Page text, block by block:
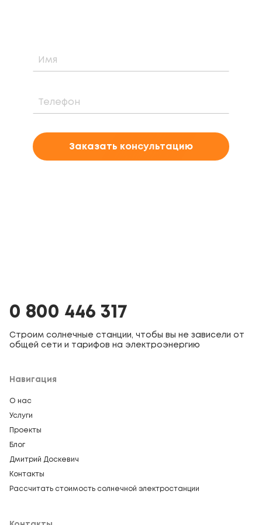
Заказать консультацию
0 800 446 317
Строим солнечные станции, чтобы вы не зависели от
общей сети и тарифов на электроэнергию
Навигация
О нас
Услуги
Проекты
Блог
Дмитрий Доскевич
Контакты
Рассчитать стоимость солнечной электростанции